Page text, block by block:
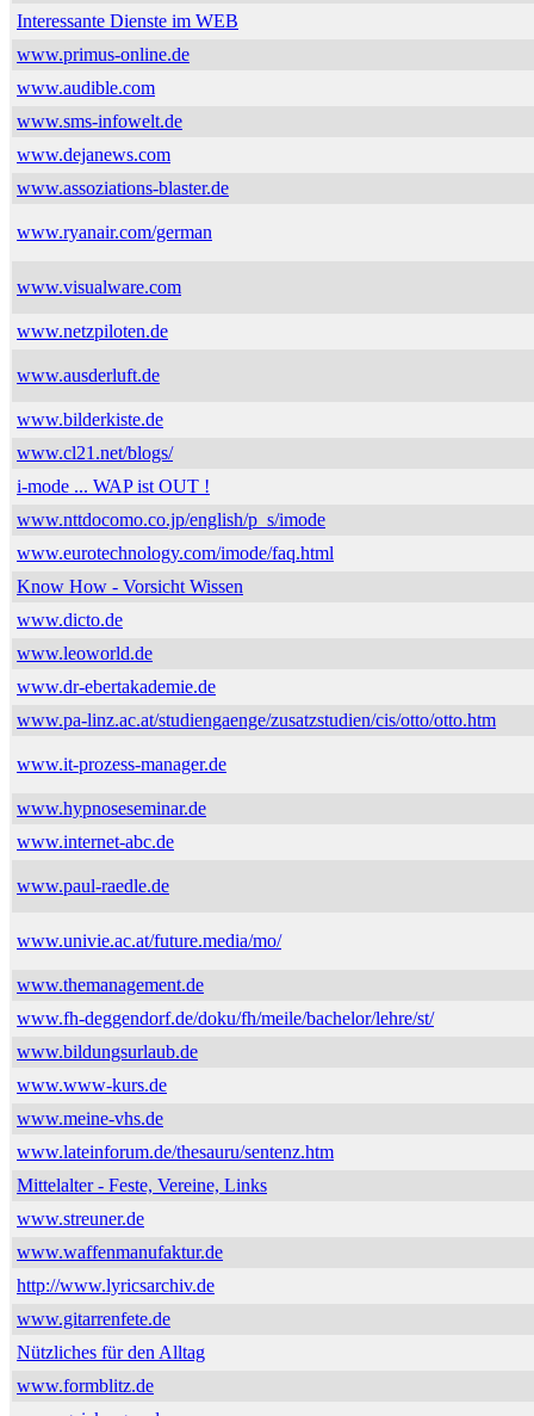
Interessante Dienste im WEB
www.primus-online.de
www.audible.com
www.sms-infowelt.de
www.dejanews.com
www.assoziations-blaster.de
www.ryanair.com/german
www.visualware.com
www.netzpiloten.de
www.ausderluft.de
www.bilderkiste.de
www.cl21.net/blogs/
i-mode ... WAP ist OUT !
www.nttdocomo.co.jp/english/p_s/imode
www.eurotechnology.com/imode/faq.html
Know How - Vorsicht Wissen
www.dicto.de
www.leoworld.de
www.dr-ebertakademie.de
www.pa-linz.ac.at/studiengaenge/zusatzstudien/cis/otto/otto.htm
www.it-prozess-manager.de
www.hypnoseseminar.de
www.internet-abc.de
www.paul-raedle.de
www.univie.ac.at/future.media/mo/
www.themanagement.de
www.fh-deggendorf.de/doku/fh/meile/bachelor/lehre/st/
www.bildungsurlaub.de
www.www-kurs.de
www.meine-vhs.de
www.lateinforum.de/thesauru/sentenz.htm
Mittelalter - Feste, Vereine, Links
www.streuner.de
www.waffenmanufaktur.de
http://www.lyricsarchiv.de
www.gitarrenfete.de
Nützliches für den Alltag
www.formblitz.de